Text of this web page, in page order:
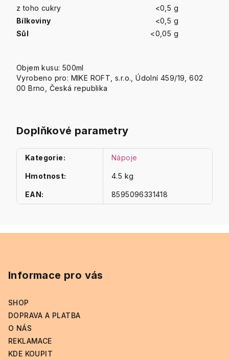
z toho cukry
<0,5 g
Bílkoviny
<0,5 g
Sůl
<0,05 g
Objem kusu: 500ml
Vyrobeno pro: MIKE ROFT, s.r.o., Údolní 459/19, 602
00 Brno, Česká republika
Doplňkové parametry
Kategorie: Nápoje
Hmotnost: 4.5 kg
EAN: 8595096331418
Informace pro vás
SHOP
DOPRAVA A PLATBA
O NÁS
REKLAMACE
KDE KOUPIT